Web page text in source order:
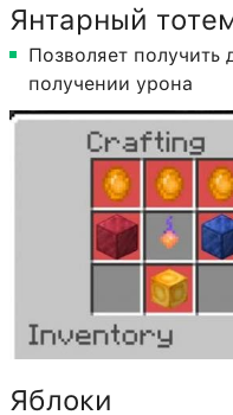
Янтарный
Позволяет получить
получении урона
Яблоки